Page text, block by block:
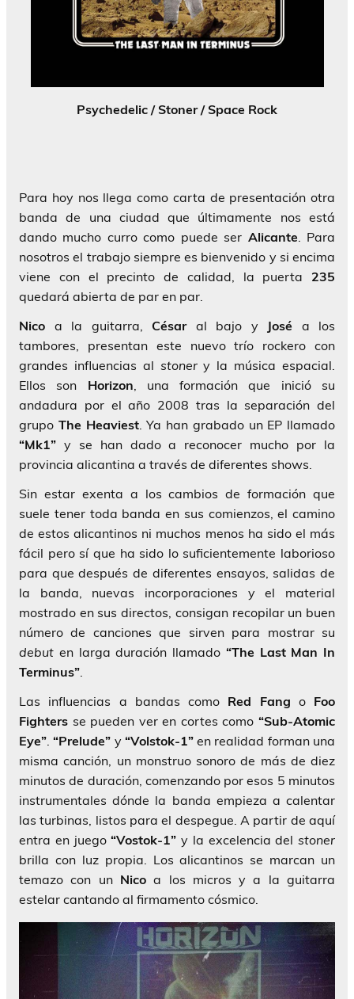
Psychedelic / Stoner / Space Rock
Para hoy nos llega como carta de presentación otra
banda de una ciudad que últimamente nos está
dando mucho curro como puede ser Alicante . Para
nosotros el trabajo siempre es bienvenido y si encima
viene con el precinto de calidad, la puerta 235
quedará abierta de par en par.
Nico a la guitarra, Césaral bajo y José a los
tambores, presentan este nuevo trío rockero con
grandes influencias al stonery la música espacial.
Ellos son Horizon , una formación que inició su
andadura por el año 2008 tras la separación del
grupo The Heaviest. Ya han grabado un EP llamado
“Mk1” y se han dado a reconocer mucho por la
provincia alicantina a través de diferentes shows.
Sin estar exenta a los cambios de formación que
suele tener toda banda en sus comienzos, el camino
de estos alicantinos ni muchos menos ha sido el más
fácil pero sí que ha sido lo suficientemente laborioso
para que después de diferentes ensayos, salidas de
la banda, nuevas incorporaciones y el material
mostrado en sus directos, consigan recopilar un buen
número de canciones que sirven para mostrar su
debut en larga duración llamado “The Last Man In
Terminus”
Las influencias a bandas como Red Fang o Foo
Fighters se pueden ver en cortes como “Sub-Atomic
Eye” .“Prelude” y “Volstok-1”en realidad forman una
misma canción, un monstruo sonoro de más de diez
minutos de duración, comenzando por esos 5 minutos
instrumentales dónde la banda empieza a calentar
las turbinas, listos para el despegue. A partir de aquí
entra en juego“Vostok-1” y la excelencia del stoner
brilla con luz propia. Los alicantinos se marcan un
temazo con un Nicoa los micros y a la guitarra
estelar cantando al firmamento cósmico.